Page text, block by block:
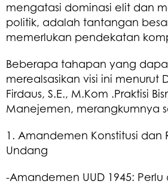
mengatasi dominasi elit dan
politik, adalah tantangan
memerlukan pendekatan
Beberapa tahapan yang
merealsasikan visi ini menurut
Firdaus, S.E., M.Kom .Praktisi
Manejemen, merangkumnya
1. Amandemen Konstitusi dan
Undang
-Amandemen UUD 1945: Perlu